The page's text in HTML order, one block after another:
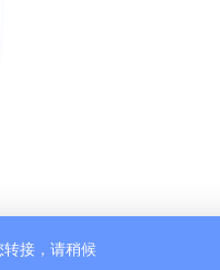
接，请稍候